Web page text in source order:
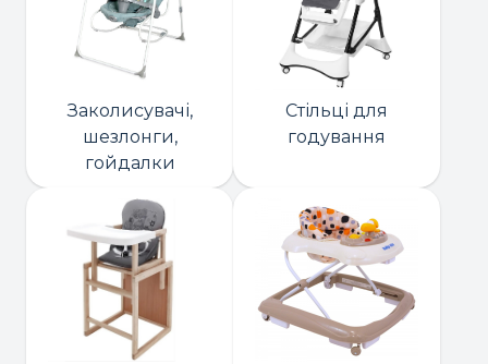
Заколисувачі,
шезлонги,
гойдалки
Стільці для
годування